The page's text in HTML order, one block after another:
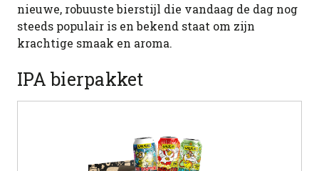
nieuwe, robuuste bierstijl die vandaag de dag nog
steeds populair is en bekend staat om zijn
krachtige smaak en aroma.
IPA bierpakket